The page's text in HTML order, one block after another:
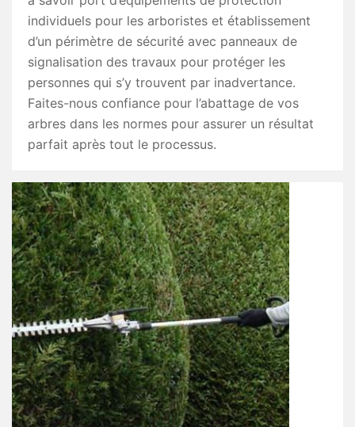
individuels pour les arboristes et établissement
d’un périmètre de sécurité avec panneaux de
signalisation des travaux pour protéger les
personnes qui s’y trouvent par inadvertance.
Faites-nous confiance pour l’abattage de vos
arbres dans les normes pour assurer un résultat
parfait après tout le processus.